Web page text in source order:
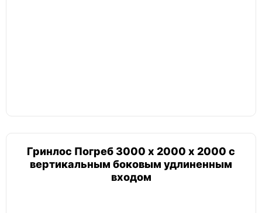
Гринлос Погреб 3000 х 2000 х 2000 с
вертикальным боковым удлиненным
входом